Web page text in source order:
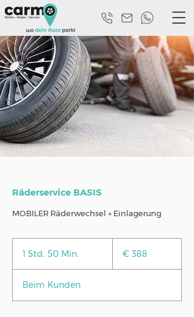
Räderservice BASIS
MOBILER Räderwechsel + Einlagerung
1 Std. 50 Min.
d
5
€ 388
Beim Kunden